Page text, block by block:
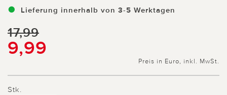
Lieferung innerhalb von 3-5 Werktagen
17,99
9,99
Preis in Euro, inkl. MwSt.
Stk.